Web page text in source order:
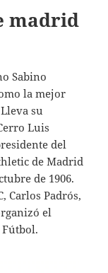
madrid
Sabino
la mejor
su
Luis
del
de Madrid
de 1906.
Carlos Padrós,
el
Fútbol.